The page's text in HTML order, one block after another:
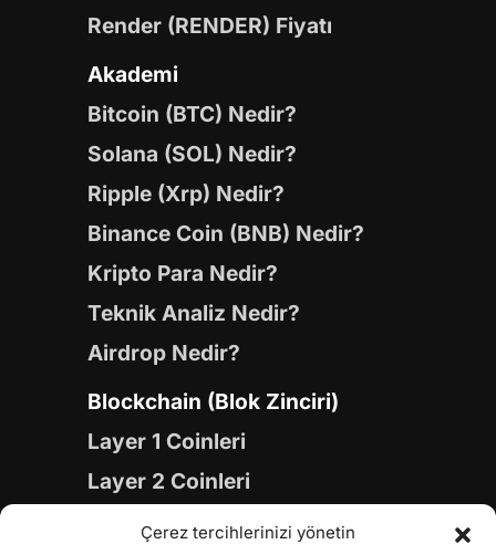
Çerez tercihlerinizi yönetin
Render (RENDER) Fiyatı
Akademi
Bitcoin (BTC) Nedir?
Solana (SOL) Nedir?
Ripple (Xrp) Nedir?
Binance Coin (BNB) Nedir?
Kripto Para Nedir?
Teknik Analiz Nedir?
Airdrop Nedir?
Blockchain (Blok Zinciri)
Layer 1 Coinleri
Layer 2 Coinleri
Yapay Zeka (AI) Coinleri